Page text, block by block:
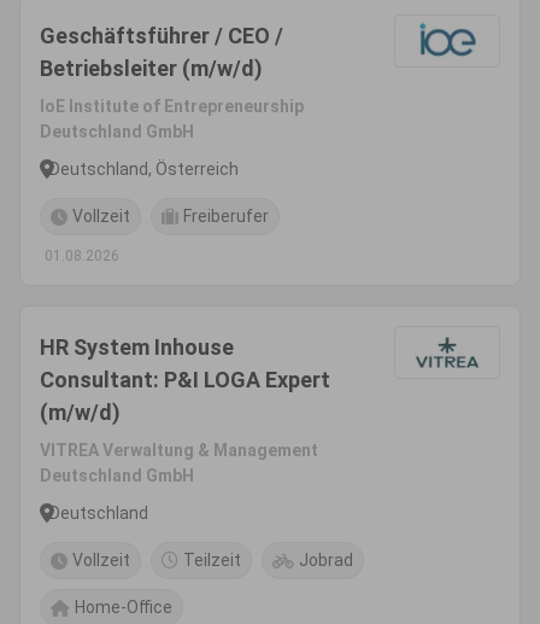
Geschäftsführer / CEO /
Betriebsleiter (m/w/d)
IoE Institute of Entrepreneurship
Deutschland GmbH
Deutschland, Österreich
Vollzeit Freiberufer
01.08.2026
HR System Inhouse
Consultant: P&I LOGA Expert
(m/w/d)
VITREA Verwaltung & Management
Deutschland GmbH
Deutschland
Vollzeit Teilzeit Jobrad
Home-Office